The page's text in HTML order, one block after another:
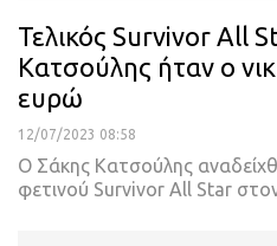
Τελικός Survivor All
Κατσούλης ήταν ο
ευρώ
12/07/2023 08:58
Ο Σάκης Κατσούλης
φετινού Survivor All Star